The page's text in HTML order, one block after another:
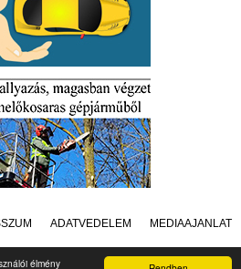
élmény
ADATVÉDELEM MÉDIAAJÁNLAT